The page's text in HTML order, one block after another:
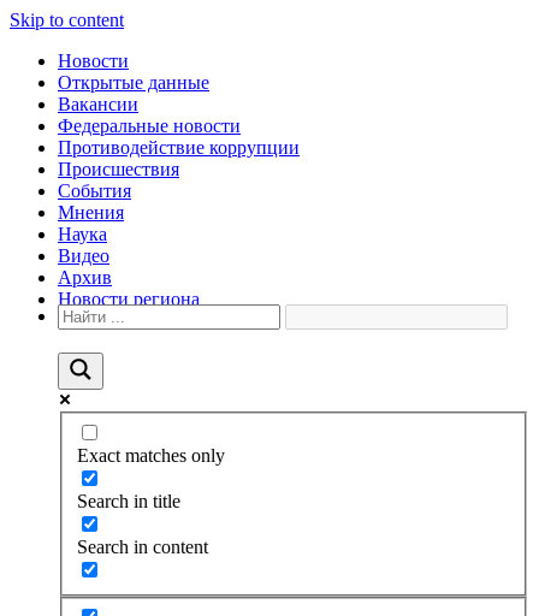
Skip to content
Новости
Открытые данные
Вакансии
Федеральные новости
Противодействие коррупции
Происшествия
События
Мнения
Наука
Видео
Архив
Новости региона
Exact matches only
Search in title
Search in content